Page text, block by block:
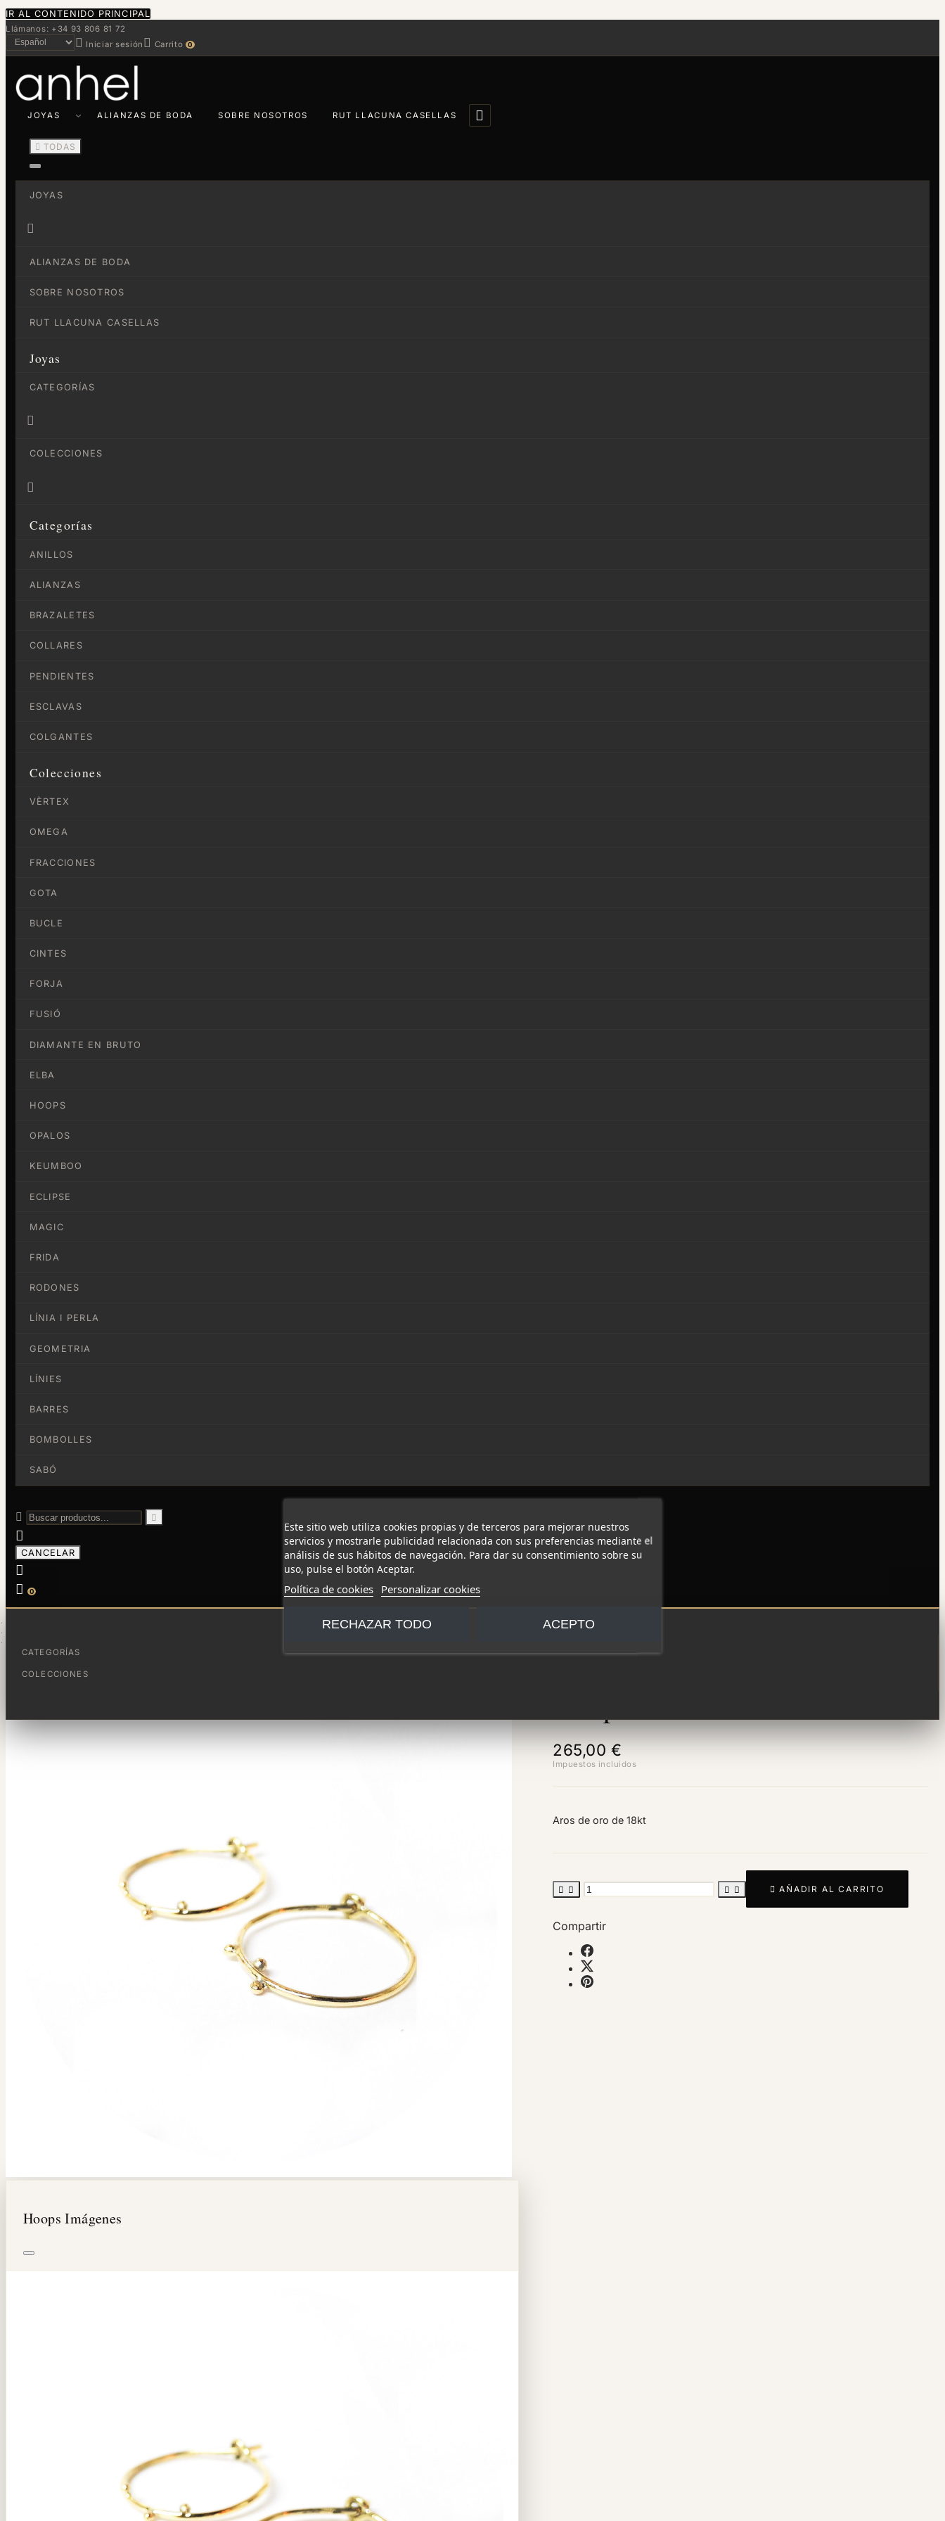
IR AL CONTENIDO PRINCIPAL
Llámanos: +34 93 806 81 72
 Iniciar sesión  Carrito 0
JOYAS
CATEGORÍAS
COLECCIONES
ALIANZAS DE BODA SOBRE NOSOTROS RUT LLACUNA CASELLAS 
 TODAS
JOYAS

ALIANZAS DE BODA
SOBRE NOSOTROS
RUT LLACUNA CASELLAS
Joyas
CATEGORÍAS

COLECCIONES

Categorías
ANILLOS
ALIANZAS
BRAZALETES
COLLARES
PENDIENTES
ESCLAVAS
COLGANTES
Colecciones
VÈRTEX
OMEGA
FRACCIONES
GOTA
BUCLE
CINTES
FORJA
FUSIÓ
DIAMANTE EN BRUTO
ELBA
HOOPS
OPALOS
KEUMBOO
ECLIPSE
MAGIC
FRIDA
RODONES
LÍNIA I PERLA
GEOMETRIA
LÍNIES
BARRES
BOMBOLLES
SABÓ
 

CANCELAR


0
Hoops Imágenes
265,00 €
Impuestos incluidos
Aros de oro de 18kt
     AÑADIR AL CARRITO
Compartir
Este sitio web utiliza cookies propias y de terceros para mejorar nuestros
servicios y mostrarle publicidad relacionada con sus preferencias mediante el
análisis de sus hábitos de navegación. Para dar su consentimiento sobre su
uso, pulse el botón Aceptar.
Política de cookies Personalizar cookies
RECHAZAR TODO ACEPTO